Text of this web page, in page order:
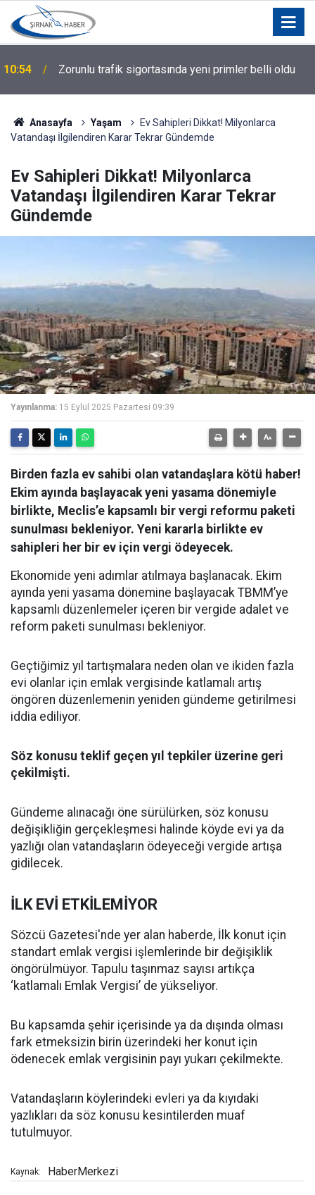
10:54 Zorunlu trafik sigortasında yeni primler belli oldu
Anasayfa Yaşam
Ev Sahipleri Dikkat! Milyonlarca
Vatandaşı İlgilendiren Karar Tekrar Gündemde
Ev Sahipleri Dikkat! Milyonlarca
Vatandaşı İlgilendiren Karar Tekrar
Gündemde
Yayınlanma: 15 Eylül 2025 Pazartesi 09:39
Birden fazla ev sahibi olan vatandaşlara kötü haber!
Ekim ayında başlayacak yeni yasama dönemiyle
birlikte, Meclis’e kapsamlı bir vergi reformu paketi
sunulması bekleniyor. Yeni kararla birlikte ev
sahipleri her bir ev için vergi ödeyecek.
Ekonomide yeni adımlar atılmaya başlanacak. Ekim
ayında yeni yasama dönemine başlayacak TBMM’ye
kapsamlı düzenlemeler içeren bir vergide adalet ve
reform paketi sunulması bekleniyor.
Geçtiğimiz yıl tartışmalara neden olan ve ikiden fazla
evi olanlar için emlak vergisinde katlamalı artış
öngören düzenlemenin yeniden gündeme getirilmesi
iddia ediliyor.
Söz konusu teklif geçen yıl tepkiler üzerine geri
çekilmişti.
Gündeme alınacağı öne sürülürken, söz konusu
değişikliğin gerçekleşmesi halinde köyde evi ya da
yazlığı olan vatandaşların ödeyeceği vergide artışa
gidilecek.
İLK EVİ ETKİLEMİYOR
Sözcü Gazetesi'nde yer alan haberde, İlk konut için
standart emlak vergisi işlemlerinde bir değişiklik
öngörülmüyor. Tapulu taşınmaz sayısı artıkça
‘katlamalı Emlak Vergisi’ de yükseliyor.
Bu kapsamda şehir içerisinde ya da dışında olması
fark etmeksizin birin üzerindeki her konut için
ödenecek emlak vergisinin payı yukarı çekilmekte.
Vatandaşların köylerindeki evleri ya da kıyıdaki
yazlıkları da söz konusu kesintilerden muaf
tutulmuyor.
Kaynak: HaberMerkezi